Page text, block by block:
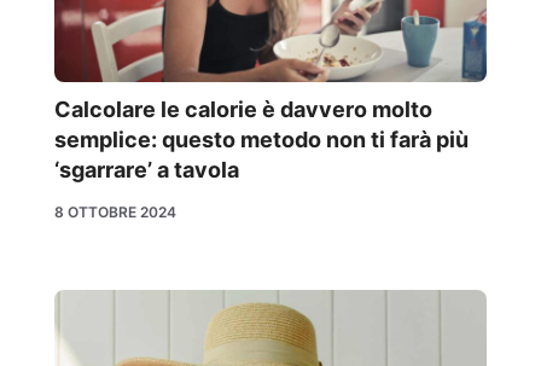
Calcolare le calorie è davvero molto
semplice: questo metodo non ti farà più
‘sgarrare’ a tavola
8 OTTOBRE 2024